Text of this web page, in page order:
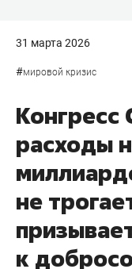
31 марта 2026
#мировой кризис
расходы
не
к